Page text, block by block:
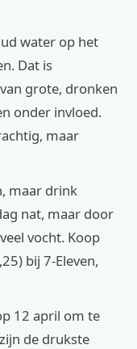
water op het
Dat is
grote, dronken
onder invloed.
maar
maar drink
nat, maar door
vocht. Koop
bij 7-Eleven,
12 april om te
de drukste